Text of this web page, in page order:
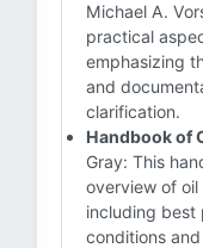
Michael A.
practical
emphasizing
and
clarification.
Handbook of
Gray: This
overview of
including best
conditions